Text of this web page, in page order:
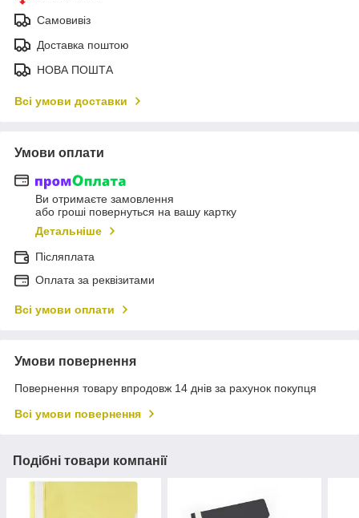
Самовивіз
Доставка поштою
НОВА ПОШТА
Всі умови доставки
Умови оплати
Ви отримаєте замовлення
або гроші повернуться на вашу картку
Детальніше
Післяплата
Оплата за реквізитами
Всі умови оплати
Умови повернення
Повернення товару впродовж 14 днів за рахунок покупця
Всі умови повернення
Подібні товари компанії